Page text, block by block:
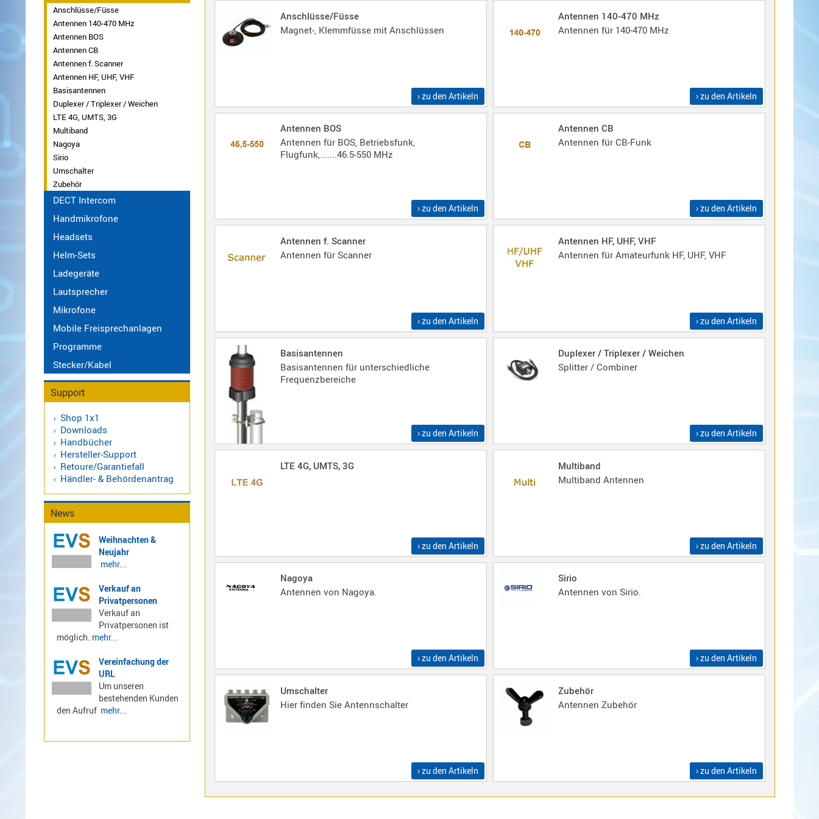
Sonstige
Antennen
Antennen
Antennen
Antennen
Basisantennen
Duplexer
Triplexer
Weichen
UMTS,
Multiband
Nagoya
Sirio
Umschalter
Zubehör
Kenwood
Standard
Wintec
Alinco-
Wintec-
Zubehör
Ersatzteile
Anschlüsse/Füsse
Antennen 140-470 MHz
Antennen BOS
Antennen CB
Antennen f. Scanner
Antennen HF, UHF, VHF
Basisantennen
Duplexer / Triplexer / Weichen
LTE 4G, UMTS, 3G
Multiband
Nagoya
Sirio
Umschalter
Zubehör
DECT Intercom
Handmikrofone
Headsets
Helm-Sets
Ladegeräte
Lautsprecher
Mikrofone
Mobile Freisprechanlagen
Programme
Stecker/Kabel
Support
Shop 1x1
Downloads
Handbücher
Hersteller-Support
Retoure/Garantiefall
Händler- & Behördenantrag
News
Weihnachten &
Neujahr
mehr...
Verkauf an
Privatpersonen
Verkauf an
Privatpersonen ist
möglich. mehr...
Vereinfachung der
URL
Um unseren
bestehenden Kunden
den Aufruf mehr...
Anschlüsse/Füsse
Magnet-, Klemmfüsse mit Anschlüssen
› zu den Artikeln
Antennen 140-470 MHz
Antennen für 140-470 MHz
› zu den Artikeln
Antennen BOS
Antennen für BOS, Betriebsfunk,
Flugfunk,.......46.5-550 MHz
› zu den Artikeln
Antennen CB
Antennen für CB-Funk
› zu den Artikeln
Antennen f. Scanner
Antennen für Scanner
› zu den Artikeln
Antennen HF, UHF, VHF
Antennen für Amateurfunk HF, UHF, VHF
› zu den Artikeln
Basisantennen
Basisantennen für unterschiedliche
Frequenzbereiche
› zu den Artikeln
Duplexer / Triplexer / Weichen
Splitter / Combiner
› zu den Artikeln
LTE 4G, UMTS, 3G
› zu den Artikeln
Multiband
Multiband Antennen
› zu den Artikeln
Nagoya
Antennen von Nagoya.
› zu den Artikeln
Sirio
Antennen von Sirio.
› zu den Artikeln
Umschalter
Hier finden Sie Antennschalter
› zu den Artikeln
Zubehör
Antennen Zubehör
› zu den Artikeln